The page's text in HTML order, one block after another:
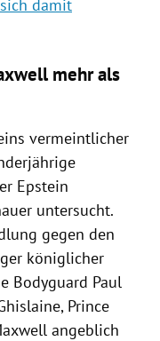
damit
mehr als
vermeintlicher
Epstein
untersucht.
gegen den
königlicher
Bodyguard Paul
Prince
angeblich